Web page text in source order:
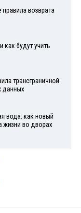
возврата
как будут учить
трансграничной
данных
вода: как новый
жизни во дворах